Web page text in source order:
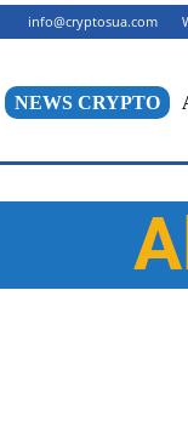
info@cryptosua.com
NEWS CRYPTO